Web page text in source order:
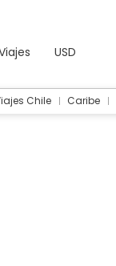
USD
Chile Caribe